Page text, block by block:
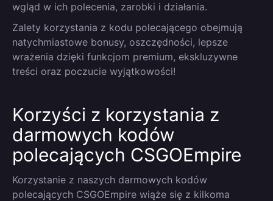
wgląd w ich polecenia, zarobki i działania.
Zalety korzystania z kodu polecającego obejmują
natychmiastowe bonusy, oszczędności, lepsze
wrażenia dzięki funkcjom premium, ekskluzywne
treści oraz poczucie wyjątkowości!
Korzyści z korzystania z
darmowych kodów
polecających CSGOEmpire
Korzystanie z naszych darmowych kodów
polecających CSGOEmpire wiąże się z kilkoma